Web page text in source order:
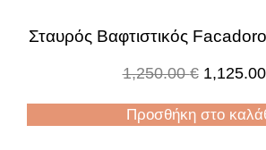
Σταυρός Βαφτιστικός
1,250.00€ 1,125.00
Προσθήκη στο